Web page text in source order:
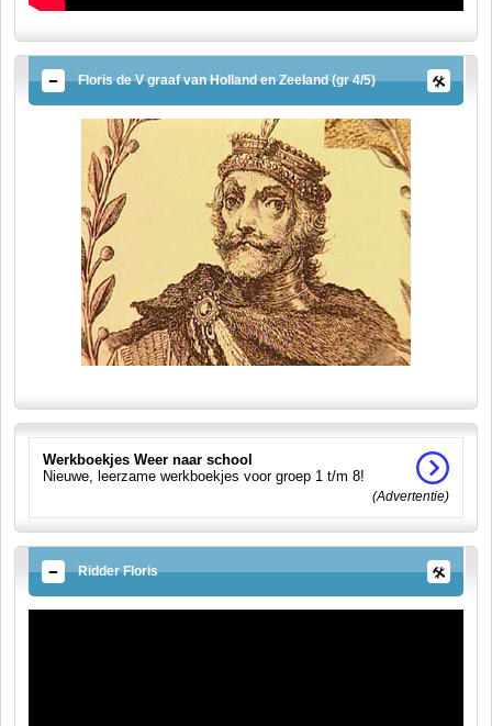
Floris de V graaf van Holland en Zeeland (gr 4/5)
Werkboekjes Weer naar school
Nieuwe, leerzame werkboekjes voor groep 1 t/m 8!
(Advertentie)
Ridder Floris